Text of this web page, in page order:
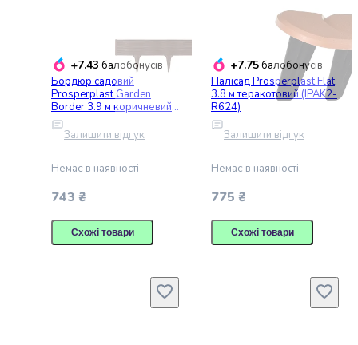
і
гігієна
для
Туалети
кішок
Наповнювачі
котячих
туалетів
для
котячих
туалетів
+7.43 балобонусів
Бордюр садовий
Prosperplast Garden
Border 3.9 м коричневий
(IBWI-R222)
Залишити відгук
Немає в наявності
743 ₴
Схожі товари
+7.75балобонусів
Палісад Prosperplast Flat
3.8 м теракотовий (IPAK2-
R624)
Залишити відгук
Немає в наявності
775 ₴
Схожі товари